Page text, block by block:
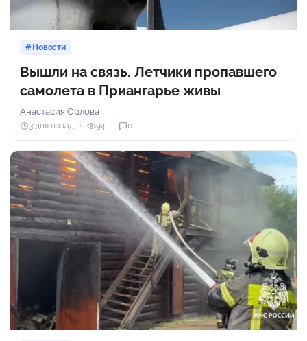
Новости
Вышли на связь. Летчики пропавшего
самолета в Приангарье живы
Анастасия Орлова
3 дня назад 94 0